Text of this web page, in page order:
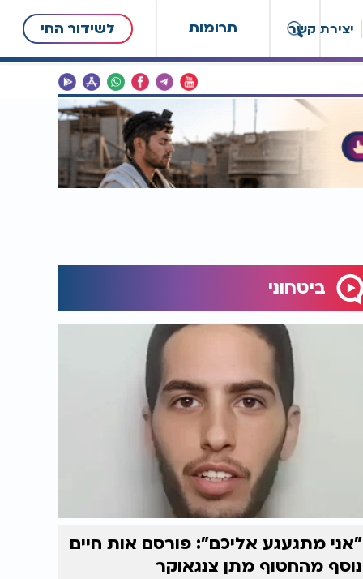
תרומות לשידור החי יצירת קשר
ביטחוני
"אני מתגעגע אליכם": פורסם אות חיים
נוסף מהחטוף מתן צנגאוקר